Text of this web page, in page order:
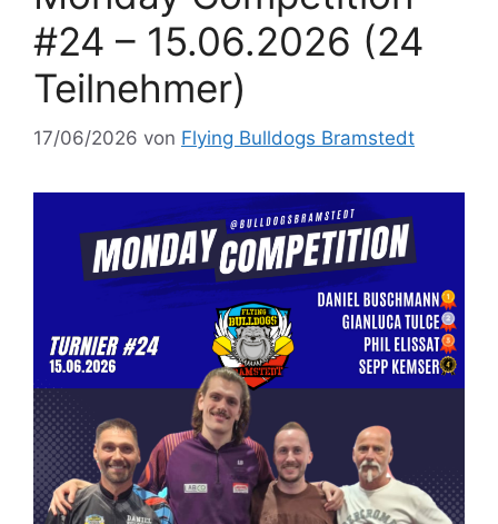
#24 – 15.06.2026 (24
Teilnehmer)
17/06/2026 von Flying Bulldogs Bramstedt